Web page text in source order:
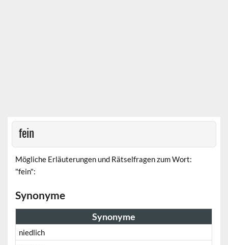
fein
Mögliche Erläuterungen und Rätselfragen zum Wort:
"fein":
Synonyme
Synonyme
niedlich